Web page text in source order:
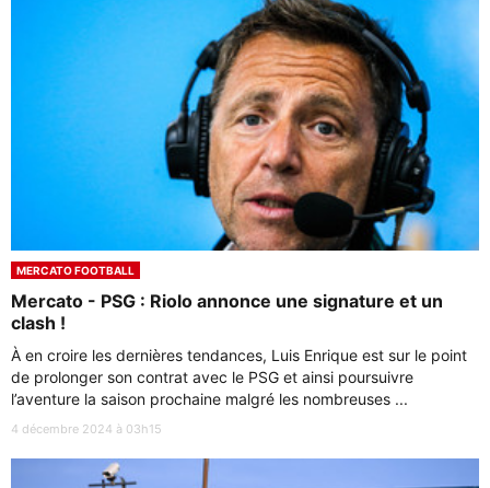
MERCATO FOOTBALL
Mercato - PSG : Riolo annonce une signature et un
clash !
À en croire les dernières tendances, Luis Enrique est sur le point
de prolonger son contrat avec le PSG et ainsi poursuivre
l’aventure la saison prochaine malgré les nombreuses ...
4 décembre 2024 à 03h15